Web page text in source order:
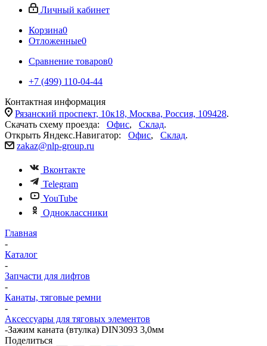
Личный кабинет
Корзина0
Отложенные0
Сравнение товаров0
+7 (499) 110-04-44
Контактная информация
Рязанский проспект, 10к18, Москва, Россия, 109428.
Скачать схему проезда: Офис, Склад.
Открыть Яндекс.Навигатор: Офис, Склад.
zakaz@nlp-group.ru
Вконтакте
Telegram
YouTube
Одноклассники
Главная
-
Каталог
-
Запчасти для лифтов
-
Канаты, тяговые ремни
-
Аксессуары для тяговых элементов
-Зажим каната (втулка) DIN3093 3,0мм
Поделиться